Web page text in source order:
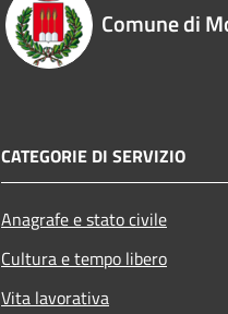
Comune di
CATEGORIE DI SERVIZIO
Anagrafe e stato civile
Cultura e tempo libero
Vita lavorativa